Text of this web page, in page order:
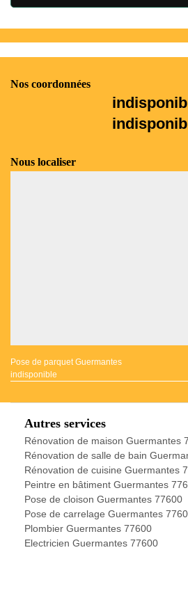
Nos coordonnées
Nous localiser
Pose de parquet Guermantes
indisponible
Autres services
Rénovation de maison Guermantes
Rénovation de salle de bain
Rénovation de cuisine Guermantes
Peintre en bâtiment Guermantes
Pose de cloison Guermantes 77600
Pose de carrelage Guermantes
Plombier Guermantes 77600
Electricien Guermantes 77600